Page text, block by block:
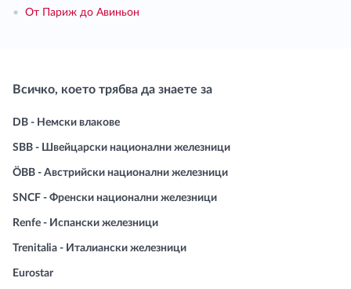
• От Париж до Авиньон
Всичко, което трябва да знаете за
DB - Немски влакове
SBB - Швейцарски национални железници
ÖBB - Австрийски национални железници
SNCF - Френски национални железници
Renfe - Испански железници
Trenitalia - Италиански железници
Eurostar